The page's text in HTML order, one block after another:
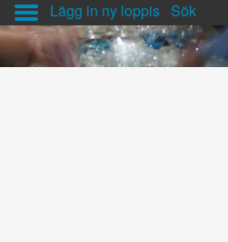
Lägg in ny loppis Sök